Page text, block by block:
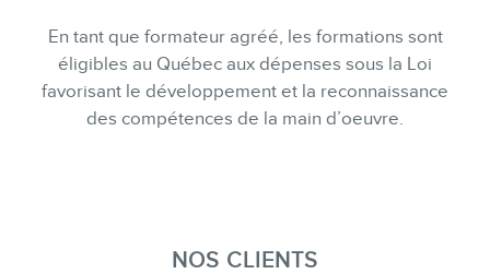
En tant que formateur agréé, les formations sont
éligibles au Québec aux dépenses sous la Loi
favorisant le développement et la reconnaissance
des compétences de la main d’oeuvre.
NOS CLIENTS